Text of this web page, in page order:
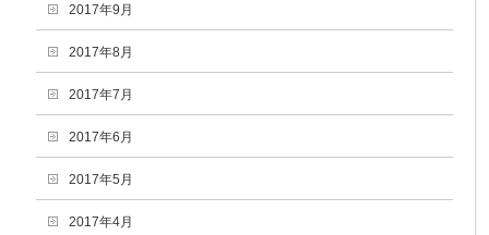
2017年9月
2017年8月
2017年7月
2017年6月
2017年5月
2017年4月